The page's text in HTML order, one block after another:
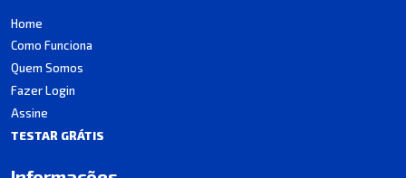
Home
Como Funciona
Quem Somos
Fazer Login
Assine
TESTAR GRÁTIS